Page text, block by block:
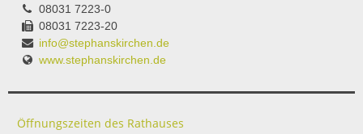
08031 7223-0
08031 7223-20
info@stephanskirchen.de
www.stephanskirchen.de
Öffnungszeiten des Rathauses